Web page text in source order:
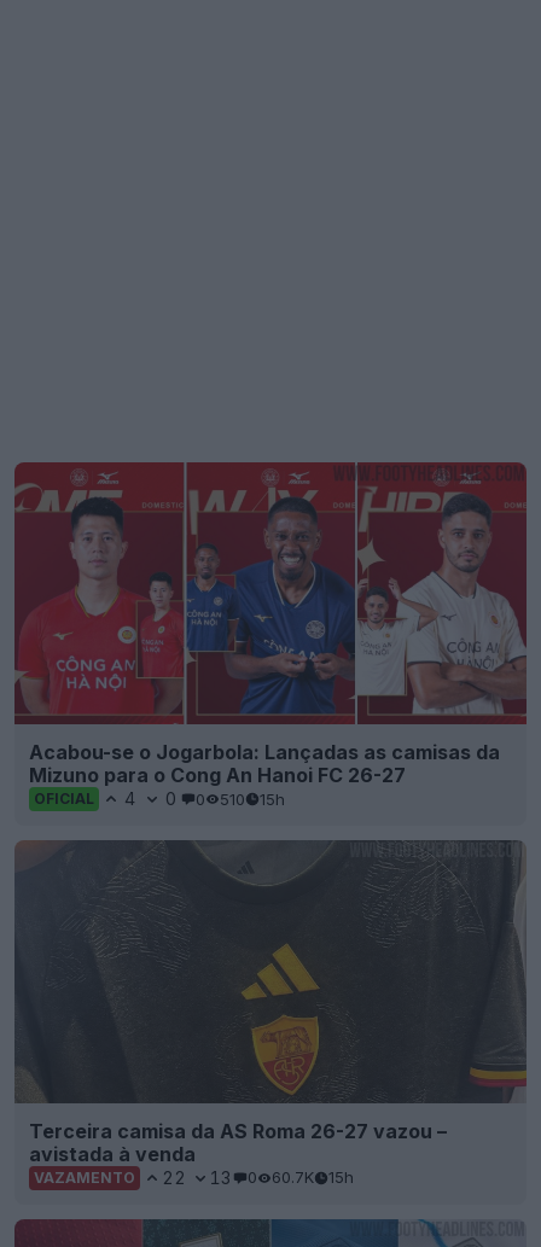
Acabou-se o Jogarbola: Lançadas as camisas da
Mizuno para o Cong An Hanoi FC 26-27
OFICIAL 4 0 0 510 15h
Terceira camisa da AS Roma 26-27 vazou –
avistada à venda
VAZAMENTO 22 13 0 60.7K 15h